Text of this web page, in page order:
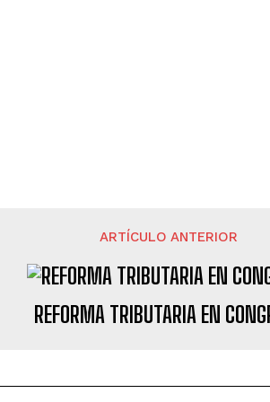
ARTÍCULO ANTERIOR
REFORMA TRIBUTARIA EN